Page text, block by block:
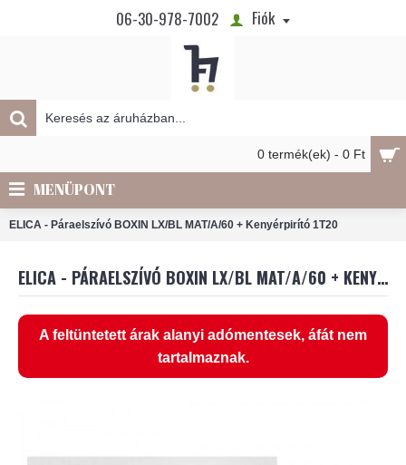
06-30-978-7002 Fiók
0 termék(ek) - 0 Ft
MENÜPONT
ELICA - Páraelszívó BOXIN LX/BL MAT/A/60 + Kenyérpirító 1T20
ELICA - PÁRAELSZÍVÓ BOXIN LX/BL MAT/A/60 + KENYÉRPIRÍTÓ 1T20
A feltüntetett árak alanyi adómentesek, áfát nem
tartalmaznak.